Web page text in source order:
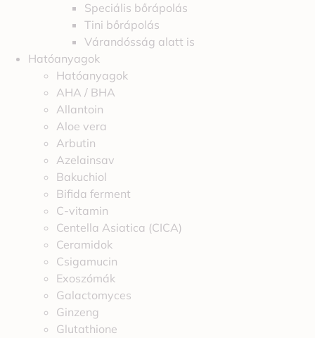
Speciális bőrápolás
Tini bőrápolás
Várandósság alatt is
Hatóanyagok
Hatóanyagok
AHA / BHA
Allantoin
Aloe vera
Arbutin
Azelainsav
Bakuchiol
Bifida ferment
C-vitamin
Centella Asiatica (CICA)
Ceramidok
Csigamucin
Exoszómák
Galactomyces
Ginzeng
Glutathione